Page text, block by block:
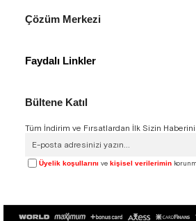
Çözüm Merkezi
Faydalı Linkler
Bültene Katıl
Tüm İndirim ve Fırsatlardan İlk Sizin
Üyelik koşullarını ve kişisel verilerimin